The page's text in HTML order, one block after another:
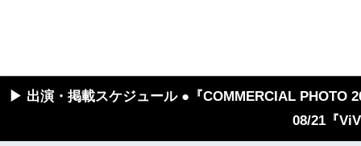
▶︎ 出演・掲載スケジュール ●『COMMERCIAL PHOTO
08/21『